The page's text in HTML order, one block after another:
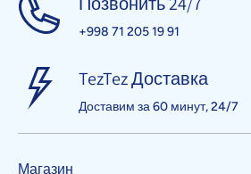
+998 71 205 19 91
TezTez Доставка
Доставим за 60 минут, 24/7
Магазин